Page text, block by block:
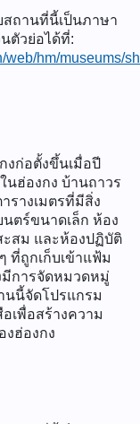
สถานที่นี้เป็นภาษา
ตัวย่อได้ที่:
web/hm/museums/
งก่อตั้งขึ้นเมื่อปี
นฮ่องกง บ้านถาวร
รางเมตรที่มีสิ่ง
ตร์ขนาดเล็ก ห้อง
ะสม และห้องปฏิบัติ
ที่ถูกเก็บเข้าแฟ้ม
มีการจัดหมวดหมู่
นนี้จัดโปรแกรม
เพื่อสร้างความ
งฮ่องกง